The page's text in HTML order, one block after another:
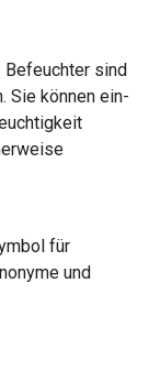
Befeuchter sind
Sie können ein-
für
und